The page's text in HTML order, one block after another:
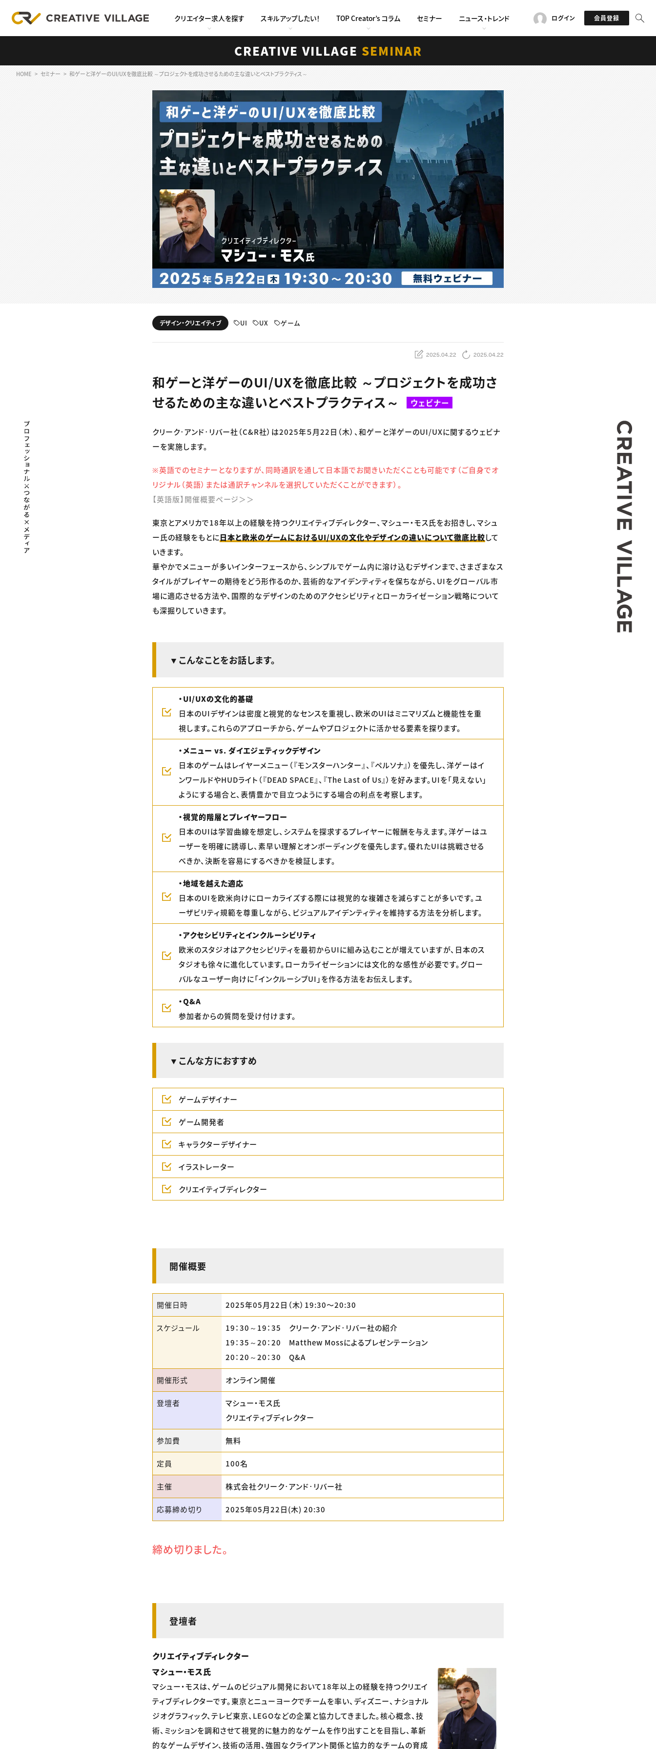
クリエイター求人を探す スキルアップしたい！ TOP Creator’s コラム セミナー ニュース・トレンド ログイン 会員登録
CREATIVE VILLAGE SEMINAR
HOME セミナー 和ゲーと洋ゲーのUI/UXを徹底比較 ～プロジェクトを成功させるための主な違いとベストプラクティス～
デザイン・クリエイティブ UI UX ゲーム
2025.04.22 2025.04.22
和ゲーと洋ゲーのUI/UXを徹底比較 ～プロジェクトを成功さ
せるための主な違いとベストプラクティス～
ウェビナー
クリーク･アンド･リバー社（C&R社）は2025年５月22日（木）、和ゲーと洋ゲーのUI/UXに関するウェビナ
ーを実施します。
※英語でのセミナーとなりますが、同時通訳を通して日本語でお聞きいただくことも可能です（ご自身でオ
リジナル（英語）または通訳チャンネルを選択していただくことができます）。
【英語版】開催概要ページ＞＞
東京とアメリカで18年以上の経験を持つクリエイティブディレクター、マシュー・モス氏をお招きし、マシュ
ー氏の経験をもとに日本と欧米のゲームにおけるUI/UXの文化やデザインの違いについて徹底比較して
いきます。
華やかでメニューが多いインターフェースから、シンプルでゲーム内に溶け込むデザインまで、さまざまなス
タイルがプレイヤーの期待をどう形作るのか、芸術的なアイデンティティを保ちながら、UIをグローバル市
場に適応させる方法や、国際的なデザインのためのアクセシビリティとローカライゼーション戦略について
も深掘りしていきます。
▼こんなことをお話します。
・UI/UXの文化的基礎
日本のUIデザインは密度と視覚的なセンスを重視し、欧米のUIはミニマリズムと機能性を重
視します。これらのアプローチから、ゲームやプロジェクトに活かせる要素を探ります。
・メニュー vs. ダイエジェティックデザイン
日本のゲームはレイヤーメニュー（『モンスターハンター』、『ペルソナ』）を優先し、洋ゲーはイ
ンワールドやHUDライト（『DEAD SPACE』、『The Last of Us』）を好みます。UIを「見えない」
ようにする場合と、表情豊かで目立つようにする場合の利点を考察します。
・視覚的階層とプレイヤーフロー
日本のUIは学習曲線を想定し、システムを探求するプレイヤーに報酬を与えます。洋ゲーはユ
ーザーを明確に誘導し、素早い理解とオンボーディングを優先します。優れたUIは挑戦させる
べきか、決断を容易にするべきかを検証します。
・地域を越えた適応
日本のUIを欧米向けにローカライズする際には視覚的な複雑さを減らすことが多いです。ユ
ーザビリティ規範を尊重しながら、ビジュアルアイデンティティを維持する方法を分析します。
・アクセシビリティとインクルーシビリティ
欧米のスタジオはアクセシビリティを最初からUIに組み込むことが増えていますが、日本のス
タジオも徐々に進化しています。ローカライゼーションには文化的な感性が必要です。グロー
バルなユーザー向けに「インクルーシブUI」を作る方法をお伝えします。
・Q&A
参加者からの質問を受け付けます。
▼こんな方におすすめ
ゲームデザイナー
ゲーム開発者
キャラクターデザイナー
イラストレーター
クリエイティブディレクター
開催概要
開催日時 2025年05月22日（木）19:30〜20:30
スケジュール
19：30～19：35 クリーク･アンド･リバー社の紹介
19：35～20：20 Matthew Mossによるプレゼンテーション
20：20～20：30 Q&A
開催形式 オンライン開催
登壇者
マシュー・モス氏
クリエイティブディレクター
参加費 無料
定員 100名
主催 株式会社クリーク･アンド･リバー社
応募締め切り 2025年05月22日(木) 20:30
締め切りました。
登壇者
クリエイティブディレクター
マシュー・モス氏
マシュー・モスは、ゲームのビジュアル開発において18年以上の経験を持つクリエイ
ティブディレクターです。東京とニューヨークでチームを率い、ディズニー、ナショナル
ジオグラフィック、テレビ東京、LEGOなどの企業と協力してきました。核心概念、技
術、ミッションを調和させて視覚的に魅力的なゲームを作り出すことを目指し、革新
的なゲームデザイン、技術の活用、強固なクライアント関係と協力的なチームの育成